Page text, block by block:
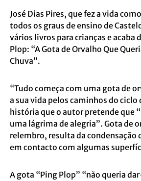
José Dias Pires, que fez a vida
todos os graus de ensino de
vários livros para crianças e acaba
Plop: “A Gota de Orvalho Que
Chuva”.
“Tudo começa com uma gota de
a sua vida pelos caminhos do ciclo
história que o autor pretende que
uma lágrima de alegria”. Gota de
relembro, resulta da condensação
em contacto com algumas
A gota “Ping Plop” “não queria